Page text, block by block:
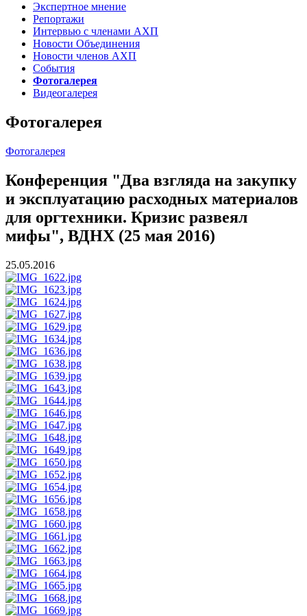
Экспертное мнение
Репортажи
Интервью с членами АХП
Новости Объединения
Новости членов АХП
События
Фотогалерея
Видеогалерея
Фотогалерея
Фотогалерея
Конференция "Два взгляда на закупку
и эксплуатацию расходных материалов
для оргтехники. Кризис развеял
мифы", ВДНХ (25 мая 2016)
25.05.2016